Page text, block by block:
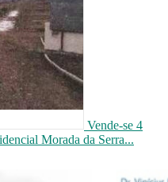
Vende-se 4
Morada da Serra...